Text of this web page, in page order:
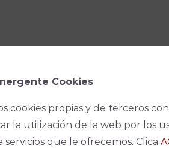
Cookies
cookies propias y de terceros
la utilización de la web por los
servicios que le ofrecemos. Clica